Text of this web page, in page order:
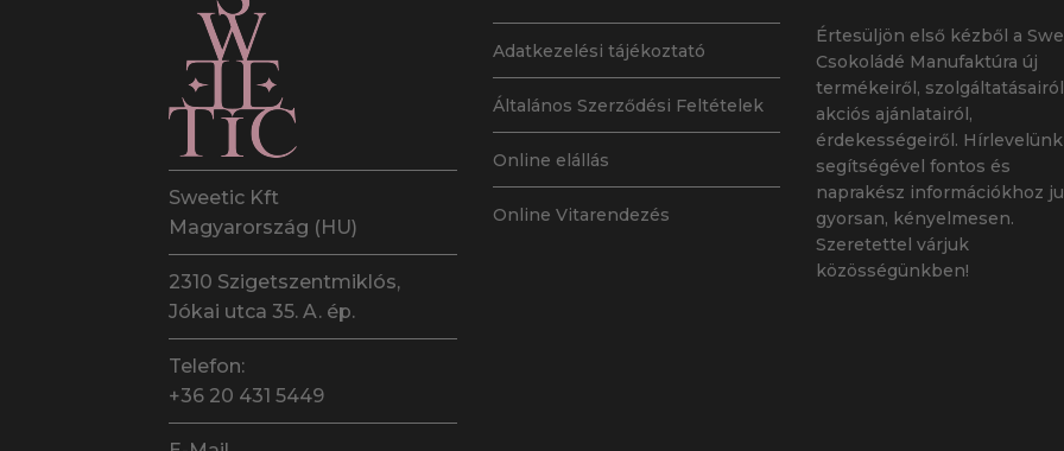
Sweetic Kft
Magyarország (HU)
2310 Szigetszentmiklós,
Jókai utca 35. A. ép.
Telefon:
+36 20 431 5449
Adatkezelési tájékoztató
Általános Szerződési Feltételek
Online elállás
Online Vitarendezés
Értesüljön első kézből a
Csokoládé Manufaktúra új
termékeiről,
akciós ajánlatairól,
érdekességeiről. Hírlevelünk
segítségével fontos és
naprakész információkhoz
gyorsan, kényelmesen.
Szeretettel várjuk
közösségünkben!